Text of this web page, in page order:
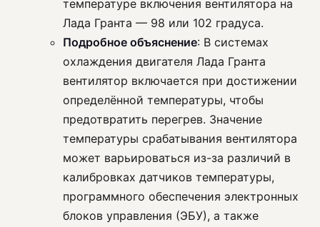
температуре включения вентилятора на
Лада Гранта — 98 или 102 градуса.
Подробное объяснение: В системах
охлаждения двигателя Лада Гранта
вентилятор включается при достижении
определённой температуры, чтобы
предотвратить перегрев. Значение
температуры срабатывания вентилятора
может варьироваться из-за различий в
калибровках датчиков температуры,
программного обеспечения электронных
блоков управления (ЭБУ), а также